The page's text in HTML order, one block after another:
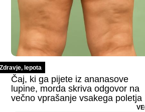
Zdravje, lepota
Čaj, ki ga pijete iz ananasove
lupine, morda skriva odgovor na
večno vprašanje vsakega poletja